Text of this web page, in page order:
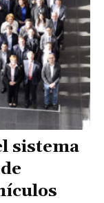
sistema